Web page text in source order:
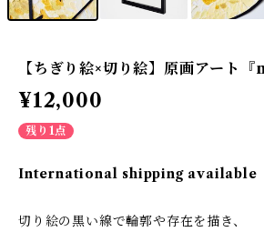
【ちぎり絵×切り絵】原画アート『
¥12,000
残り1点
International shipping available
切り絵の黒い線で輪郭や存在を描き、